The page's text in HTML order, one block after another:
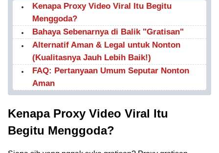
Kenapa Proxy Video Viral Itu Begitu
Menggoda?
Bahaya Sebenarnya di Balik "Gratisan"
Alternatif Aman & Legal untuk Nonton
(Kualitasnya Jauh Lebih Baik!)
FAQ: Pertanyaan Umum Seputar Nonton
Aman
Kenapa Proxy Video Viral Itu
Begitu Menggoda?